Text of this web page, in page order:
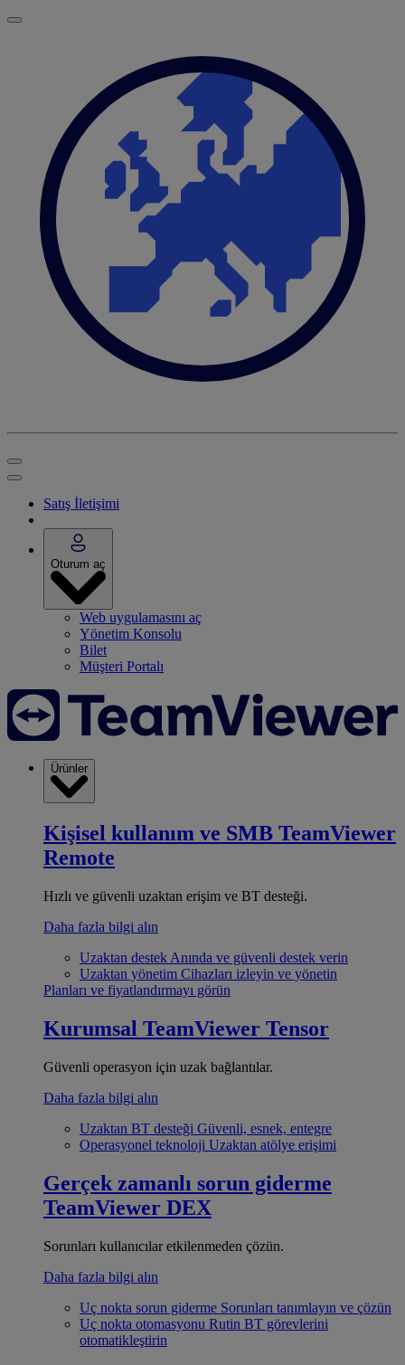
Satış İletişimi
Oturum aç
Web uygulamasını aç
Yönetim Konsolu
Bilet
Müşteri Portalı
Ürünler
Kişisel kullanım ve SMB TeamViewer
Remote
Hızlı ve güvenli uzaktan erişim ve BT desteği.
Daha fazla bilgi alın
Uzaktan destek Anında ve güvenli destek verin
Uzaktan yönetim Cihazları izleyin ve yönetin
Planları ve fiyatlandırmayı görün
Kurumsal TeamViewer Tensor
Güvenli operasyon için uzak bağlantılar.
Daha fazla bilgi alın
Uzaktan BT desteği Güvenli, esnek, entegre
Operasyonel teknoloji Uzaktan atölye erişimi
Gerçek zamanlı sorun giderme
TeamViewer DEX
Sorunları kullanıcılar etkilenmeden çözün.
Daha fazla bilgi alın
Uç nokta sorun giderme Sorunları tanımlayın ve çözün
Uç nokta otomasyonu Rutin BT görevlerini
otomatikleştirin